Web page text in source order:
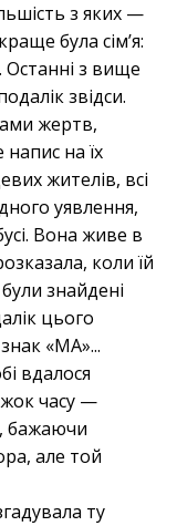
з яких —
була сім’я:
з вище
звідси.
жертв,
на їх
жителів, всі
уявлення,
Вона живе в
коли їй
знайдені
цього
«МА»...
вдалося
часу —
бажаючи
але той
ту